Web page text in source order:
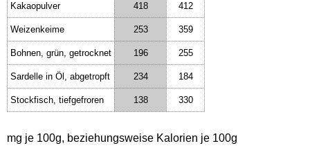
Kakaopulver 418 412
Weizenkeime 253 359
Bohnen, grün, getrocknet 196 255
Sardelle in Öl, abgetropft 234 184
Stockfisch, tiefgefroren 138 330
mg je 100g, beziehungsweise Kalorien je 100g